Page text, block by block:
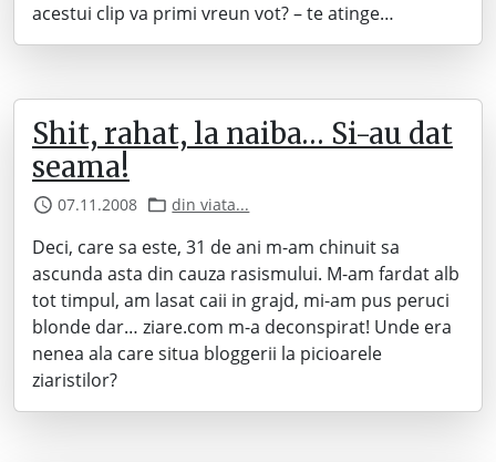
acestui clip va primi vreun vot? – te atinge…
Shit, rahat, la naiba… Si-au dat
seama!
07.11.2008 din viata...
Deci, care sa este, 31 de ani m-am chinuit sa
ascunda asta din cauza rasismului. M-am fardat alb
tot timpul, am lasat caii in grajd, mi-am pus peruci
blonde dar… ziare.com m-a deconspirat! Unde era
nenea ala care situa bloggerii la picioarele
ziaristilor?